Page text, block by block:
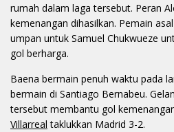
rumah dalam laga tersebut. Peran
kemenangan dihasilkan. Pemain
umpan untuk Samuel Chukwueze
gol berharga.
Baena bermain penuh waktu pada
bermain di Santiago Bernabeu.
tersebut membantu gol
Villarreal taklukkan Madrid 3-2.